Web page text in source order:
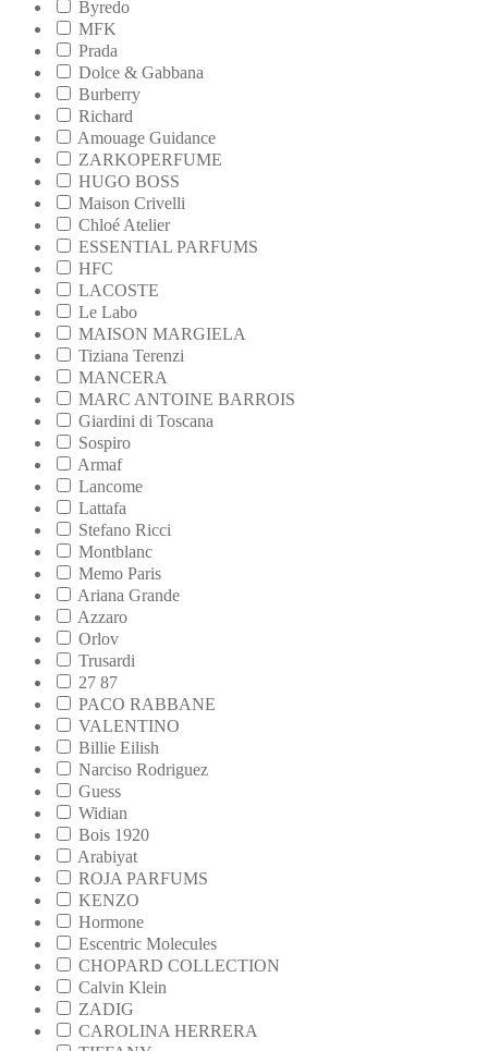
Byredo
MFK
Prada
Dolce & Gabbana
Burberry
Richard
Amouage Guidance
ZARKOPERFUME
HUGO BOSS
Maison Crivelli
Chloé Atelier
ESSENTIAL PARFUMS
HFC
LACOSTE
Le Labo
MAISON MARGIELA
Tiziana Terenzi
MANCERA
MARC ANTOINE BARROIS
Giardini di Toscana
Sospiro
Armaf
Lancome
Lattafa
Stefano Ricci
Montblanc
Memo Paris
Ariana Grande
Azzaro
Orlov
Trusardi
27 87
PACO RABBANE
VALENTINO
Billie Eilish
Narciso Rodriguez
Guess
Widian
Bois 1920
Arabiyat
ROJA PARFUMS
KENZO
Hormone
Escentric Molecules
CHOPARD COLLECTION
Calvin Klein
ZADIG
CAROLINA HERRERA